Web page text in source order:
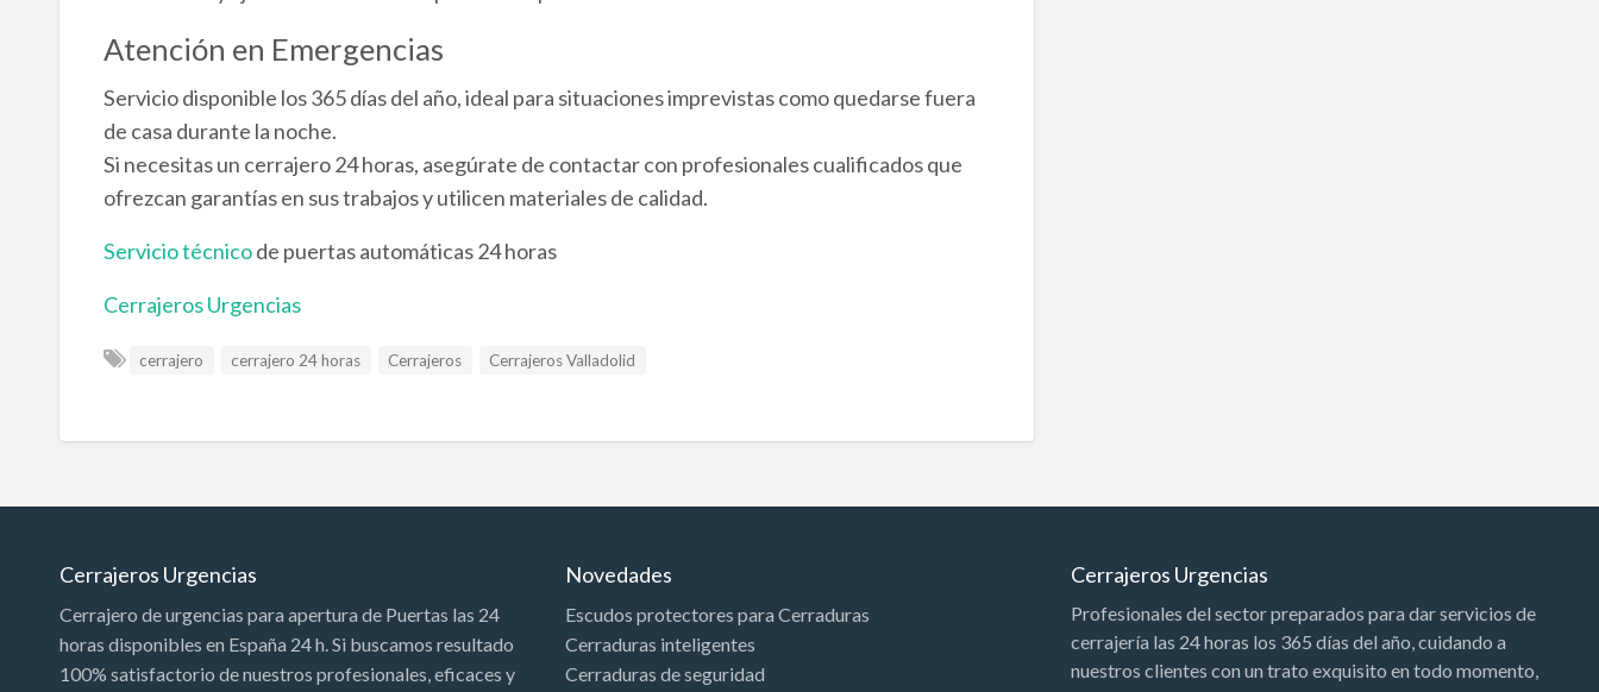
Atención en Emergencias
Servicio disponible los 365 días del año, ideal para situaciones imprevistas como quedarse fuera
de casa durante la noche.
Si necesitas un cerrajero 24 horas, asegúrate de contactar con profesionales cualificados que
ofrezcan garantías en sus trabajos y utilicen materiales de calidad.
Servicio técnicode puertas automáticas 24 horas
Cerrajeros Urgencias
cerrajero cerrajero 24 horas Cerrajeros Cerrajeros Valladolid
Cerrajeros Urgencias
Cerrajero de urgencias para apertura de Puertas las 24
horas disponibles en España 24 h. Si buscamos resultado
100% satisfactorio de nuestros profesionales, eficaces y
Novedades
Escudos protectores para Cerraduras
Cerraduras inteligentes
Cerraduras de seguridad
Cerrajeros Urgencias
Profesionales del sector preparados para dar servicios de
cerrajería las 24 horas los 365 días del año, cuidando a
nuestros clientes con un trato exquisito en todo momento,